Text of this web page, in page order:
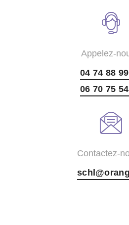
Appelez-
04 74 88
06 70 75
Contactez-